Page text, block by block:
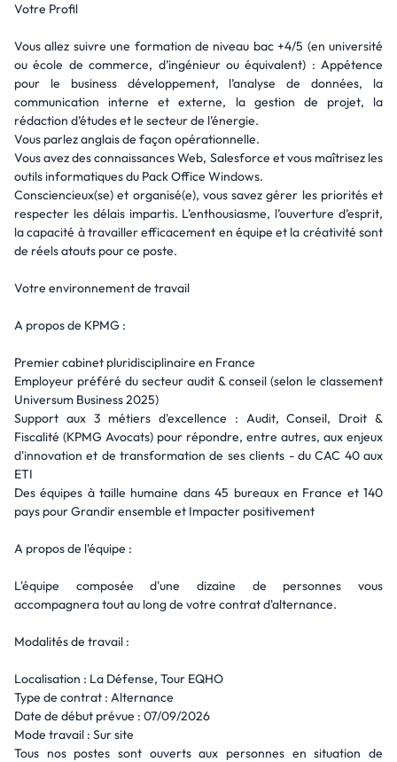
Votre Profil
Vous allez suivre une formation de niveau bac +4/5 (en université
ou école de commerce, d’ingénieur ou équivalent) : Appétence
pour le business développement, l’analyse de données, la
communication interne et externe, la gestion de projet, la
rédaction d’études et le secteur de l’énergie.
Vous parlez anglais de façon opérationnelle.
Vous avez des connaissances Web, Salesforce et vous maîtrisez les
outils informatiques du Pack Office Windows.
Consciencieux(se) et organisé(e), vous savez gérer les priorités et
respecter les délais impartis. L’enthousiasme, l’ouverture d’esprit,
la capacité à travailler efficacement en équipe et la créativité sont
de réels atouts pour ce poste.
Votre environnement de travail
A propos de KPMG :
Premier cabinet pluridisciplinaire en France
Employeur préféré du secteur audit & conseil (selon le classement
Universum Business 2025)
Support aux 3 métiers d'excellence : Audit, Conseil, Droit &
Fiscalité (KPMG Avocats) pour répondre, entre autres, aux enjeux
d'innovation et de transformation de ses clients - du CAC 40 aux
ETI
Des équipes à taille humaine dans 45 bureaux en France et 140
pays pour Grandir ensemble et Impacter positivement
A propos de l'équipe :
L'équipe composée d'une dizaine de personnes vous
accompagnera tout au long de votre contrat d'alternance.
Modalités de travail :
Localisation : La Défense, Tour EQHO
Type de contrat : Alternance
Date de début prévue : 07/09/2026
Mode travail : Sur site
Tous nos postes sont ouverts aux personnes en situation de